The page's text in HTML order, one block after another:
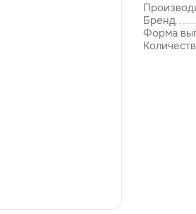
Бренд
Форма